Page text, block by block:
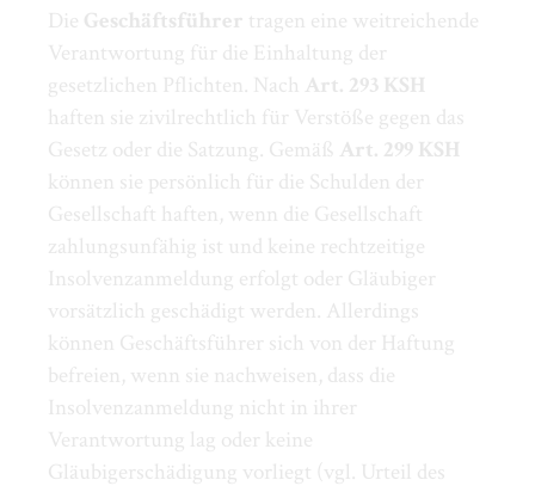
Die Geschäftsführer tragen eine weitreichende
Verantwortung für die Einhaltung der
gesetzlichen Pflichten. Nach Art. 293 KSH
haften sie zivilrechtlich für Verstöße gegen das
Gesetz oder die Satzung. Gemäß Art. 299 KSH
können sie persönlich für die Schulden der
Gesellschaft haften, wenn die Gesellschaft
zahlungsunfähig ist und keine rechtzeitige
Insolvenzanmeldung erfolgt oder Gläubiger
vorsätzlich geschädigt werden. Allerdings
können Geschäftsführer sich von der Haftung
befreien, wenn sie nachweisen, dass die
Insolvenzanmeldung nicht in ihrer
Verantwortung lag oder keine
Gläubigerschädigung vorliegt (vgl. Urteil des